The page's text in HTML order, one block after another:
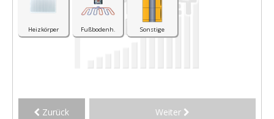
Heizkörper Fußbodenh. Sonstige
Zurück Weiter